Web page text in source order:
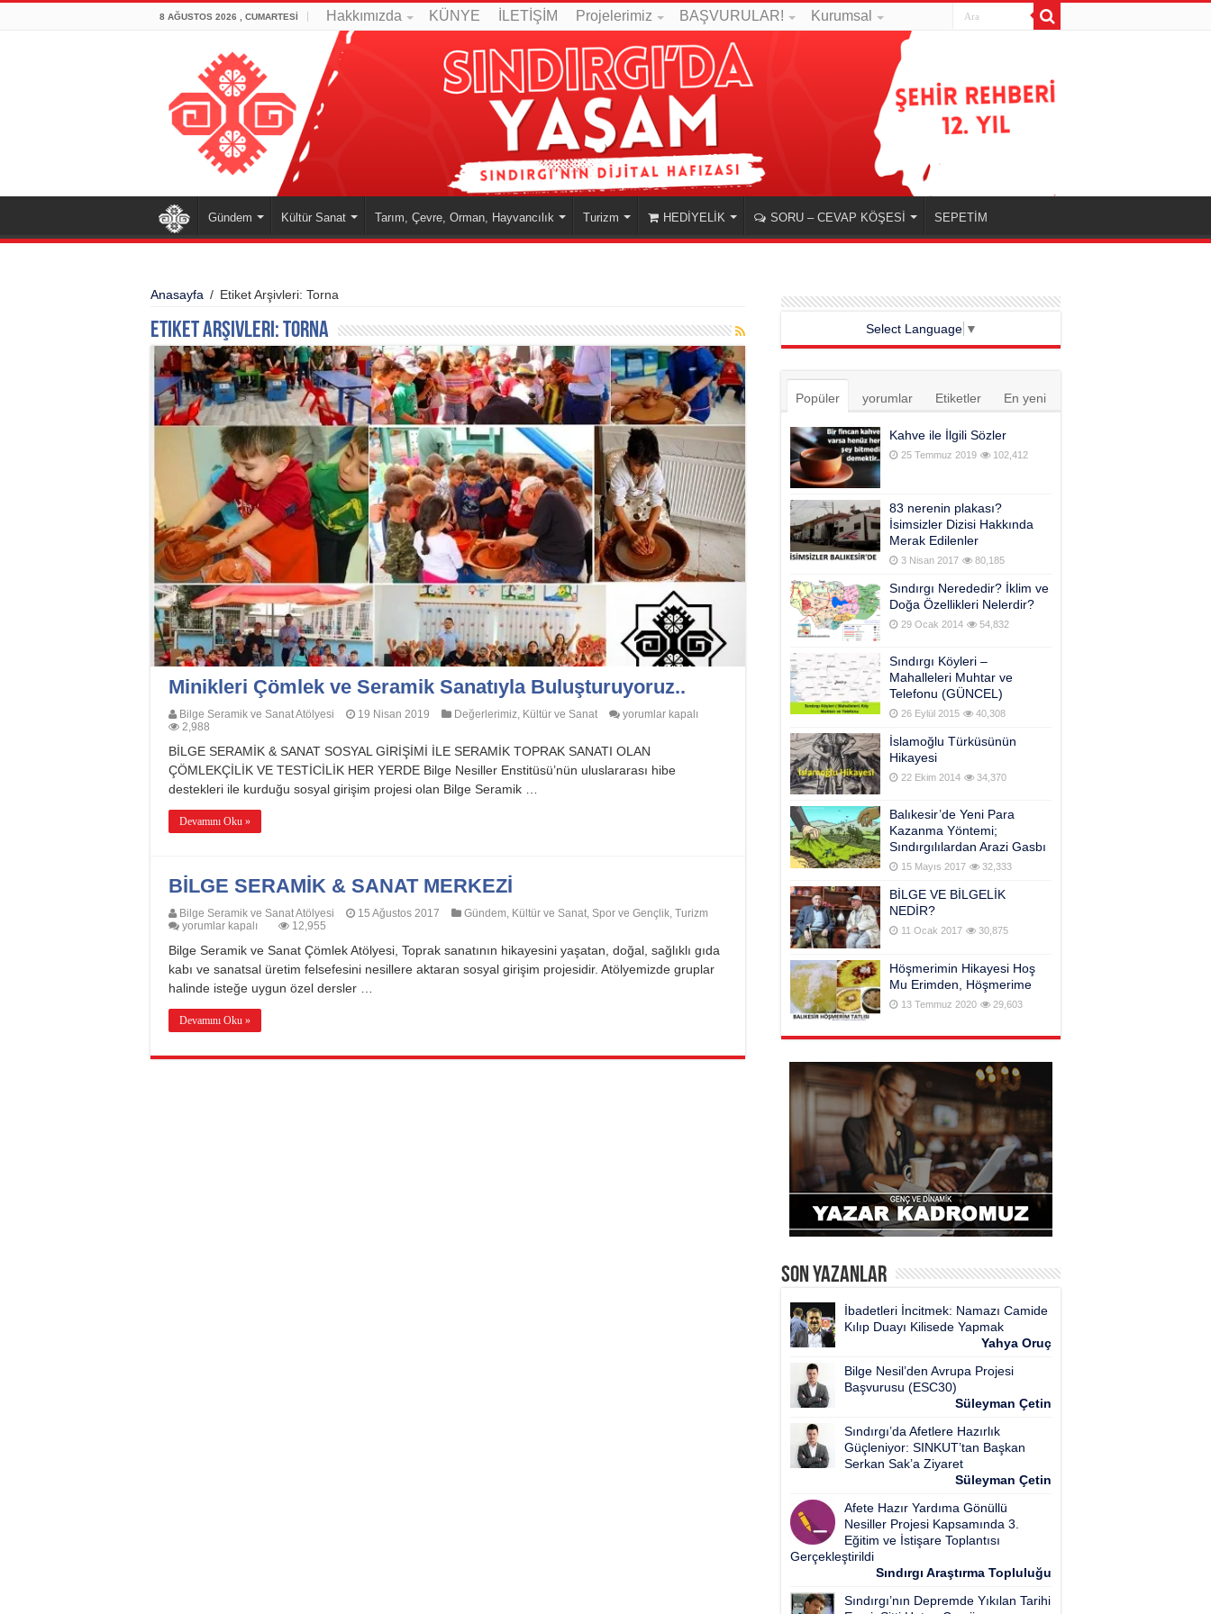
8 AĞUSTOS 2026 , CUMARTESI Hakkımızda KÜNYE İLETİŞİM Projelerimiz BAŞVURULAR! Kurumsal
Gündem Kültür Sanat Tarım, Çevre, Orman, Hayvancılık Turizm HEDİYELİK SORU – CEVAP KÖŞESİ SEPETİM
Anasayfa / Etiket Arşivleri: Torna
Etiket Arşivleri:Torna
Minikleri Çömlek ve Seramik Sanatıyla Buluşturuyoruz..
Bilge Seramik ve Sanat Atölyesi 19 Nisan 2019 Değerlerimiz, Kültür ve Sanat
Minikleri
Seramik
Sanatıyla
Buluşturuyoruz..
yorumlar kapalı
2,988
BİLGE SERAMİK & SANAT SOSYAL GİRİŞİMİ İLE SERAMİK TOPRAK SANATI OLAN
ÇÖMLEKÇİLİK VE TESTİCİLİK HER YERDE Bilge Nesiller Enstitüsü’nün uluslararası hibe
destekleri ile kurduğu sosyal girişim projesi olan Bilge Seramik …
Devamını Oku »
BİLGE SERAMİK & SANAT MERKEZİ
Bilge Seramik ve Sanat Atölyesi 15 Ağustos 2017 Gündem, Kültür ve Sanat, Spor ve Gençlik, Turizm
BİLGE
&
SANAT
MERKEZİ
için
yorumlar kapalı 12,955
Bilge Seramik ve Sanat Çömlek Atölyesi, Toprak sanatının hikayesini yaşatan, doğal, sağlıklı gıda
kabı ve sanatsal üretim felsefesini nesillere aktaran sosyal girişim projesidir. Atölyemizde gruplar
halinde isteğe uygun özel dersler …
Devamını Oku »
Select Language ▼
Popüler yorumlar Etiketler En yeni
Kahve ile İlgili Sözler
25 Temmuz 2019 102,412
83 nerenin plakası?
İsimsizler Dizisi Hakkında
Merak Edilenler
3 Nisan 2017 80,185
Sındırgı Nerededir? İklim ve
Doğa Özellikleri Nelerdir?
29 Ocak 2014 54,832
Sındırgı Köyleri –
Mahalleleri Muhtar ve
Telefonu (GÜNCEL)
26 Eylül 2015 40,308
İslamoğlu Türküsünün
Hikayesi
22 Ekim 2014 34,370
Balıkesir’de Yeni Para
Kazanma Yöntemi;
Sındırgılılardan Arazi Gasbı
15 Mayıs 2017 32,333
BİLGE VE BİLGELİK
NEDİR?
11 Ocak 2017 30,875
Höşmerimin Hikayesi Hoş
Mu Erimden, Höşmerime
13 Temmuz 2020 29,603
Son Yazanlar
İbadetleri İncitmek: Namazı Camide
Kılıp Duayı Kilisede Yapmak
Yahya Oruç
Bilge Nesil’den Avrupa Projesi
Başvurusu (ESC30)
Süleyman Çetin
Sındırgı’da Afetlere Hazırlık
Güçleniyor: SINKUT’tan Başkan
Serkan Sak’a Ziyaret
Süleyman Çetin
Afete Hazır Yardıma Gönüllü
Nesiller Projesi Kapsamında 3.
Eğitim ve İstişare Toplantısı
Gerçekleştirildi
Sındırgı Araştırma Topluluğu
Sındırgı’nın Depremde Yıkılan Tarihi